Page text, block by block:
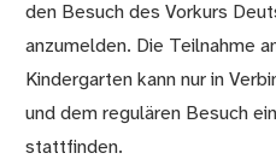
den Besuch des Vorkurs
anzumelden. Die Teilnahme
Kindergarten kann nur in
und dem regulären Besuch
stattfinden.